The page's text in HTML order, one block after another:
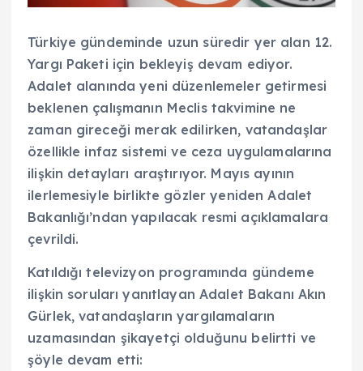
Türkiye gündeminde uzun süredir yer alan 12.
Yargı Paketi için bekleyiş devam ediyor.
Adalet alanında yeni düzenlemeler getirmesi
beklenen çalışmanın Meclis takvimine ne
zaman gireceği merak edilirken, vatandaşlar
özellikle infaz sistemi ve ceza uygulamalarına
ilişkin detayları araştırıyor. Mayıs ayının
ilerlemesiyle birlikte gözler yeniden Adalet
Bakanlığı’ndan yapılacak resmi açıklamalara
çevrildi.
Katıldığı televizyon programında gündeme
ilişkin soruları yanıtlayan Adalet Bakanı Akın
Gürlek, vatandaşların yargılamaların
uzamasından şikayetçi olduğunu belirtti ve
şöyle devam etti: